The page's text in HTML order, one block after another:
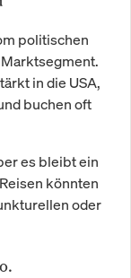
politischen
in die USA,
buchen oft
es bleibt ein
könnten
oder